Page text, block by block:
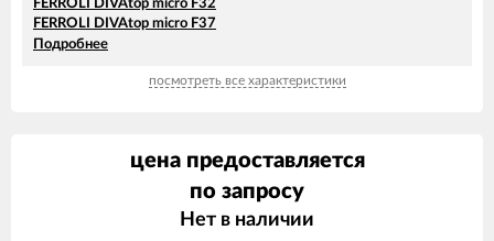
FERROLI DIVAtop micro F32
FERROLI DIVAtop micro F37
FERROLI DIVAtop micro LN C24
FERROLI DIVAtop micro LN F24
FERROLI DIVAtop ST F24
Подробнее
посмотреть все характеристики
цена предоставляется
по запросу
Нет в наличии